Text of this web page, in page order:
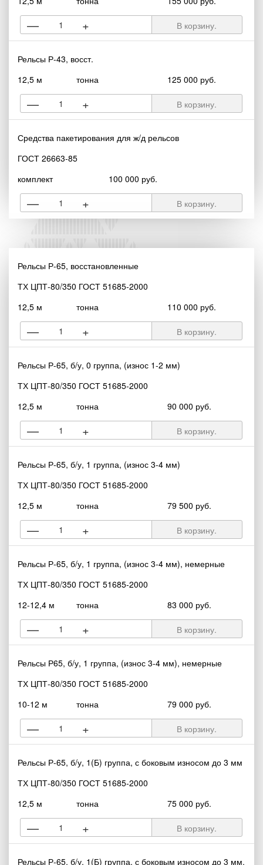
— + В корзину.
Рельсы Р-43, восст.
12,5 м
тонна 125 000 руб.
— + В корзину.
Средства пакетирования для ж/д рельсов
ГОСТ 26663-85
комплект
100 000 руб.
— + В корзину.
Рельсы Р-65, восстановленные
ТХ ЦПТ-80/350 ГОСТ 51685-2000
12,5 м
тонна 110 000 руб.
— + В корзину.
Рельсы Р-65, б/у, 0 группа, (износ 1-2 мм)
ТХ ЦПТ-80/350 ГОСТ 51685-2000
12,5 м
тонна 90 000 руб.
— + В корзину.
Рельсы Р-65, б/у, 1 группа, (износ 3-4 мм)
ТХ ЦПТ-80/350 ГОСТ 51685-2000
12,5 м
тонна 79 500 руб.
— + В корзину.
Рельсы Р-65, б/у, 1 группа, (износ 3-4 мм), немерные
ТХ ЦПТ-80/350 ГОСТ 51685-2000
12-12,4 м
тонна 83 000 руб.
— + В корзину.
Рельсы Р65, б/у, 1 группа, (износ 3-4 мм), немерные
ТХ ЦПТ-80/350 ГОСТ 51685-2000
10-12 м
тонна 79 000 руб.
— + В корзину.
Рельсы Р-65, б/у, 1(Б) группа, с боковым износом до 3 мм
ТХ ЦПТ-80/350 ГОСТ 51685-2000
12,5 м
тонна 75 000 руб.
— + В корзину.
Рельсы Р-65, б/у, 1(Б) группа, с боковым износом до 3 мм,